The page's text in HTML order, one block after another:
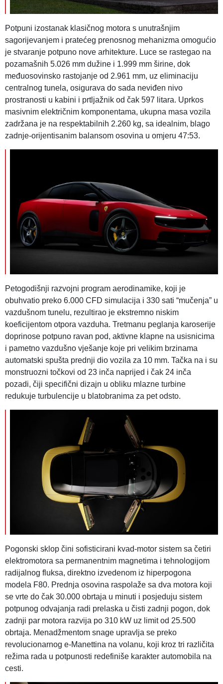
Potpuni izostanak klasičnog motora s unutrašnjim
sagorijevanjem i pratećeg prenosnog mehanizma omogućio
je stvaranje potpuno nove arhitekture. Luce se rastegao na
pozamašnih 5.026 mm dužine i 1.999 mm širine, dok
međuosovinsko rastojanje od 2.961 mm, uz eliminaciju
centralnog tunela, osigurava do sada neviđen nivo
prostranosti u kabini i prtljažnik od čak 597 litara. Uprkos
masivnim električnim komponentama, ukupna masa vozila
zadržana je na respektabilnih 2.260 kg, sa idealnim, blago
zadnje-orijentisanim balansom osovina u omjeru 47:53.
Petogodišnji razvojni program aerodinamike, koji je
obuhvatio preko 6.000 CFD simulacija i 330 sati “mučenja” u
vazdušnom tunelu, rezultirao je ekstremno niskim
koeficijentom otpora vazduha. Tretmanu peglanja karoserije
doprinose potpuno ravan pod, aktivne klapne na usisnicima
i pametno vazdušno vješanje koje pri velikim brzinama
automatski spušta prednji dio vozila za 10 mm. Tačka na i su
monstruozni točkovi od 23 inča naprijed i čak 24 inča
pozadi, čiji specifični dizajn u obliku mlazne turbine
redukuje turbulencije u blatobranima za pet odsto.
Pogonski sklop čini sofisticirani kvad-motor sistem sa četiri
elektromotora sa permanentnim magnetima i tehnologijom
radijalnog fluksa, direktno izvedenom iz hiperpogona
modela F80. Prednja osovina raspolaže sa dva motora koji
se vrte do čak 30.000 obrtaja u minuti i posjeduju sistem
potpunog odvajanja radi prelaska u čisti zadnji pogon, dok
zadnji par motora razvija po 310 kW uz limit od 25.500
obrtaja. Menadžmentom snage upravlja se preko
revolucionarnog e-Manettina na volanu, koji kroz tri različita
režima rada u potpunosti redefiniše karakter automobila na
cesti.